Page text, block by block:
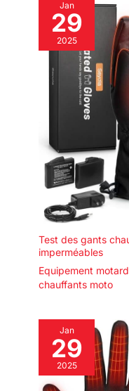
Jan
29
2025
Test des gants
imperméables
Equipement motard
chauffants moto
Jan
29
2025